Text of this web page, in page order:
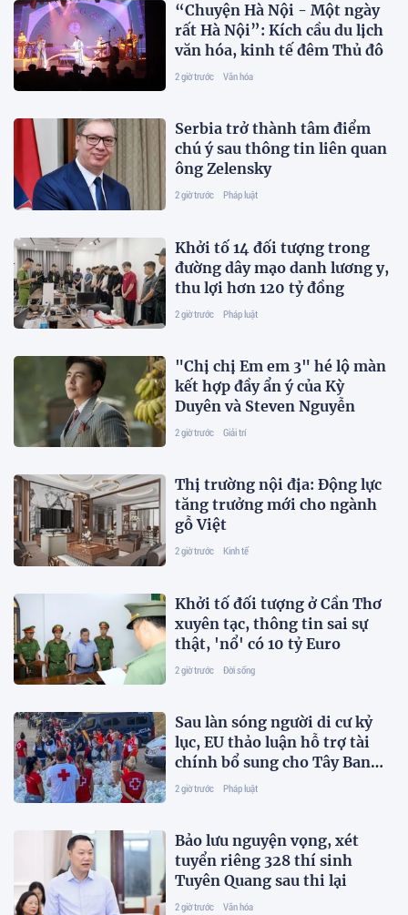
“Chuyện Hà Nội - Một ngày
rất Hà Nội”: Kích cầu du lịch
văn hóa, kinh tế đêm Thủ đô
2 giờ trước Văn hóa
Serbia trở thành tâm điểm
chú ý sau thông tin liên quan
ông Zelensky
2 giờ trước Pháp luật
Khởi tố 14 đối tượng trong
đường dây mạo danh lương y,
thu lợi hơn 120 tỷ đồng
2 giờ trước Pháp luật
"Chị chị Em em 3" hé lộ màn
kết hợp đầy ẩn ý của Kỳ
Duyên và Steven Nguyễn
2 giờ trước Giải trí
Thị trường nội địa: Động lực
tăng trưởng mới cho ngành
gỗ Việt
2 giờ trước Kinh tế
Khởi tố đối tượng ở Cần Thơ
xuyên tạc, thông tin sai sự
thật, 'nổ' có 10 tỷ Euro
2 giờ trước Đời sống
Sau làn sóng người di cư kỷ
lục, EU thảo luận hỗ trợ tài
chính bổ sung cho Tây Ban
Nha
2 giờ trước Pháp luật
Bảo lưu nguyện vọng, xét
tuyển riêng 328 thí sinh
Tuyên Quang sau thi lại
2 giờ trước Văn hóa